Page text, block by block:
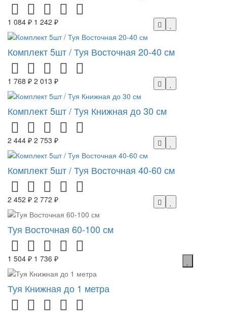
1 084 ₽ 1 242 ₽
Комплект 5шт / Туя Восточная 20-40 см
1 768 ₽ 2 013 ₽
Комплект 5шт / Туя Книжная до 30 см
2 444 ₽ 2 753 ₽
Комплект 5шт / Туя Восточная 40-60 см
2 452 ₽ 2 772 ₽
Туя Восточная 60-100 см
1 504 ₽ 1 736 ₽
Туя Книжная до 1 метра